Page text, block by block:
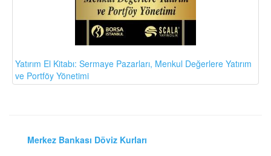
Yatırım El Kitabı: Sermaye Pazarları, Menkul Değerlere Yatırım
ve Portföy Yönetimi
Merkez Bankası Döviz Kurları